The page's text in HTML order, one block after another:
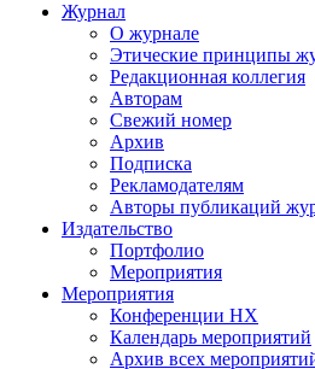
Журнал
О журнале
Этические принципы
Редакционная коллегия
Авторам
Свежий номер
Архив
Подписка
Рекламодателям
Авторы публикаций
Издательство
Портфолио
Мероприятия
Мероприятия
Конференции НХ
Календарь мероприятий
Архив всех